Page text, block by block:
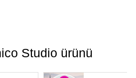
Studio ürünü